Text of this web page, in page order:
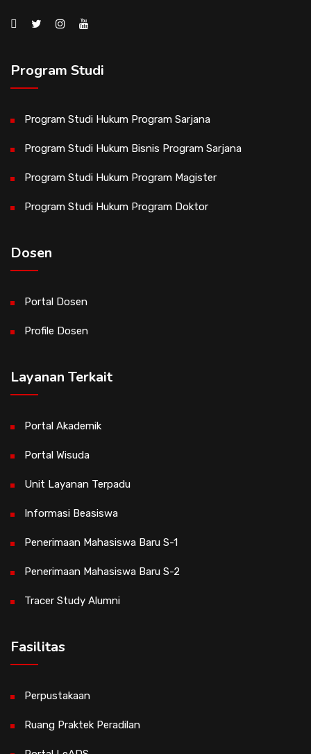
Program Studi
Program Studi Hukum Program Sarjana
Program Studi Hukum Bisnis Program Sarjana
Program Studi Hukum Program Magister
Program Studi Hukum Program Doktor
Dosen
Portal Dosen
Profile Dosen
Layanan Terkait
Portal Akademik
Portal Wisuda
Unit Layanan Terpadu
Informasi Beasiswa
Penerimaan Mahasiswa Baru S-1
Penerimaan Mahasiswa Baru S-2
Tracer Study Alumni
Fasilitas
Perpustakaan
Ruang Praktek Peradilan